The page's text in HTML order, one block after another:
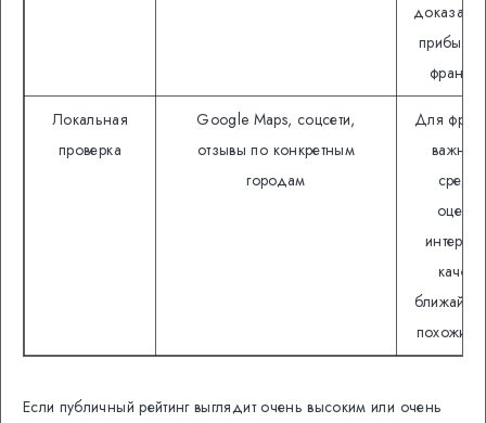
Локальная
проверка
Google Maps, соцсети,
отзывы по конкретным
городам
Для
похожих
Если публичный рейтинг выглядит очень высоким или очень